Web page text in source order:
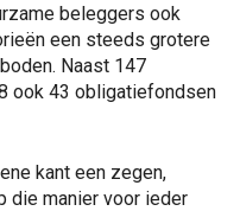
beleggers ook
een steeds grotere
Naast 147
ook 43 obligatiefondsen
kant een zegen,
die manier voor ieder